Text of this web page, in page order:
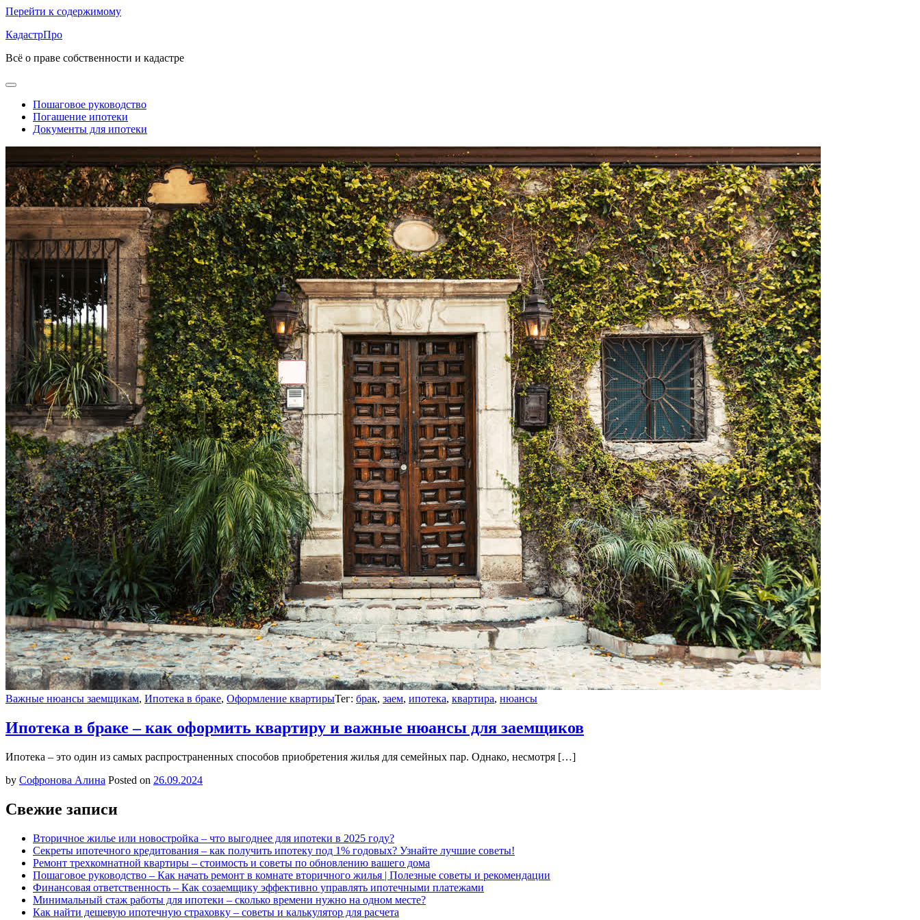
Перейти к содержимому
КадастрПро
Всё о праве собственности и кадастре
Пошаговое руководство
Погашение ипотеки
Документы для ипотеки
Важные нюансы заемщикам, Ипотека в браке, Оформление квартирыТег: брак, заем, ипотека, квартира, нюансы
Ипотека в браке – как оформить квартиру и важные нюансы для заемщиков
Ипотека – это один из самых распространенных способов приобретения жилья для семейных пар. Однако, несмотря […]
by Софронова Алина Posted on 26.09.2024
Свежие записи
Вторичное жилье или новостройка – что выгоднее для ипотеки в 2025 году?
Секреты ипотечного кредитования – как получить ипотеку под 1% годовых? Узнайте лучшие советы!
Ремонт трехкомнатной квартиры – стоимость и советы по обновлению вашего дома
Пошаговое руководство – Как начать ремонт в комнате вторичного жилья | Полезные советы и рекомендации
Финансовая ответственность – Как созаемщику эффективно управлять ипотечными платежами
Минимальный стаж работы для ипотеки – сколько времени нужно на одном месте?
Как найти дешевую ипотечную страховку – советы и калькулятор для расчета